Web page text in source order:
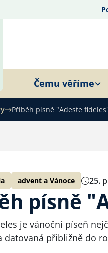
Čemu věříme
Příběh písně "Adeste
advent a Vánoce 25.
písně
je vánoční píseň
datovaná přibližně do